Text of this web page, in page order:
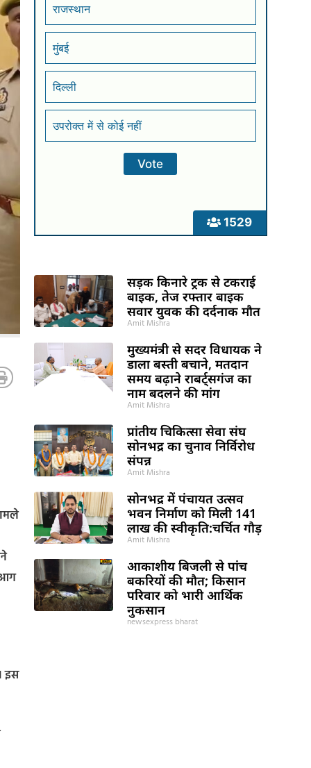
आग
इस
1529
राजस्थान
मुंबई
दिल्ली
उपरोक्त में से कोई नहीं
सड़क किनारे ट्रक से टकराई
बाइक, तेज रफ्तार बाइक
सवार युवक की दर्दनाक मौत
Amit Mishra
मुख्यमंत्री से सदर विधायक ने
डाला बस्ती बचाने, मतदान
समय बढ़ाने राबर्ट्सगंज का
नाम बदलने की मांग
Amit Mishra
प्रांतीय चिकित्सा सेवा संघ
सोनभद्र का चुनाव निर्विरोध
संपन्न
Amit Mishra
सोनभद्र में पंचायत उत्सव
भवन निर्माण को मिली 141
लाख की स्वीकृति:चर्चित गौड़
Amit Mishra
आकाशीय बिजली से पांच
बकरियों की मौत; किसान
परिवार को भारी आर्थिक
नुकसान
newsexpress bharat